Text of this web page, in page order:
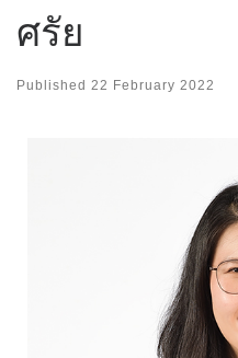
ศรัย
Published 22 February 2022